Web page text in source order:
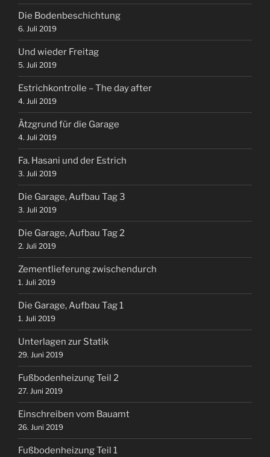
Die Bodenbeschichtung
6. Juli 2019
Und wieder Freitag
5. Juli 2019
Estrichkontrolle – The day after
4. Juli 2019
Ätzgrund für die Garage
4. Juli 2019
Fa. Hasani und der Estrich
3. Juli 2019
Die Garage, Aufbau Tag 3
3. Juli 2019
Die Garage, Aufbau Tag 2
2. Juli 2019
Zementlieferung zwischendurch
1. Juli 2019
Die Garage, Aufbau Tag 1
1. Juli 2019
Unterlagen zur Statik
29. Juni 2019
Fußbodenheizung Teil 2
27. Juni 2019
Einschreiben vom Bauamt
26. Juni 2019
Fußbodenheizung Teil 1